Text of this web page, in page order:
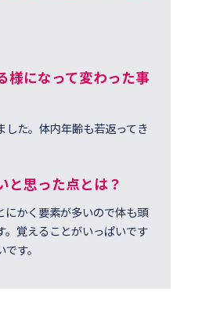
様になって変わった事
した。体内年齢も若返ってき
と思った点とは？
にかく要素が多いので体も頭
。覚えることがいっぱいです
す。